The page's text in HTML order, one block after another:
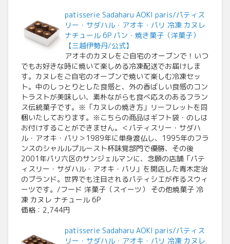
patisserie Sadaharu AOKI paris/パティス
リー・サダハル・アオキ・パリ 冷凍 カヌレ
ナチュール 6P パン・焼き菓子（洋菓子）
【三越伊勢丹/公式】
アオキのカヌレをご自宅のオーブンで！いつ
でもお好きな時に焼いて楽しめる冷凍配送でお届けしま
す。カヌレをご自宅のオーブンで焼いて楽しむ冷凍セッ
ト。中のしっとりとした食感と、外の香ばしい食感のコン
トラストが美味しい、素朴ながらも食べ応えのあるフラン
ス伝統菓子です。※「カヌレの焼き方」リーフレットを同
梱いたしております。※こちらの商品はギフト袋・のしは
お付けすることができません。＜パティスリー・サダハ
ル・アオキ・パリ＞1989年に単身渡仏し、1995年のフラ
ンスのシャルルプルースト杯味覚部門で優勝、その後
2001年パリ六区のサンジェルマンに、念願の店舗「パテ
ィスリー・サダハル・アオキ・パリ」を開店した青木定治
のブランド。世界でも注目されるパティシエが作るスウィ
ーツです。/フード 洋菓子（スイーツ） その他焼菓子 冷
凍 カヌレ ナチュール 6P
価格：2,744円
patisserie Sadaharu AOKI paris/パティス
リー・サダハル・アオキ・パリ 冷凍 カヌレ